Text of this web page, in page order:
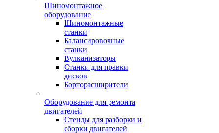
Шиномонтажное
оборудование
Шиномонтажные
станки
Балансировочные
станки
Вулканизаторы
Станки для правки
дисков
Борторасширители
Оборудование для ремонта
двигателей
Стенды для разборки и
сборки двигателей